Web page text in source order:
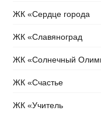
ЖК «Сердце города
ЖК «Славяноград
ЖК «Солнечный
ЖК «Счастье
ЖК «Учитель